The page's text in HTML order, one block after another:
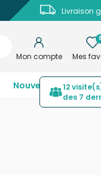
Livraison
Mon compte
0
Mes
NouveautésTop
12
des 7